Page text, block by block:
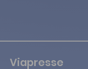
Viapresse